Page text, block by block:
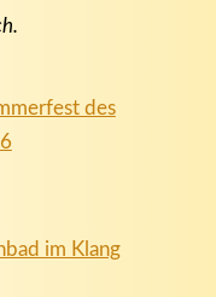
des
im Klang